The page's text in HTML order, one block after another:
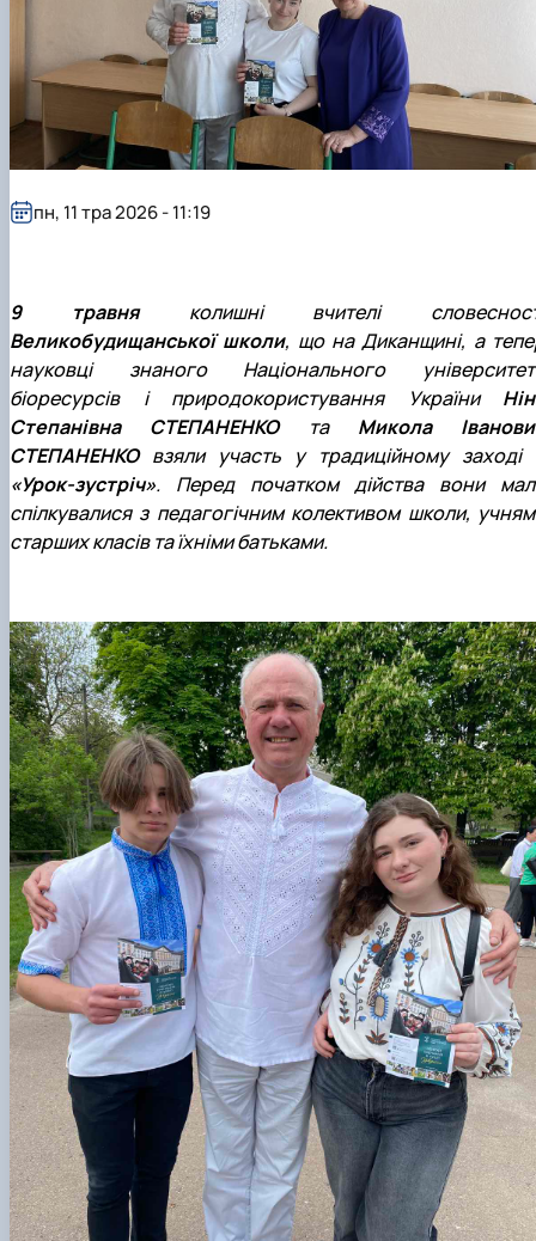
9 травняколишні вчителі
Великобудищанської школи, що на Диканщині, а
науковці знаного Національного
біоресурсів і природокористування України
Степанівна СТЕПАНЕНКОта Микола
СТЕПАНЕНКОвзяли участь у традиційному заході
«Урок-зустріч». Перед початком дійства вони
спілкувалися з педагогічним колективом школи,
старших класів та їхніми батьками.
пн, 11 тра 2026 - 11:19